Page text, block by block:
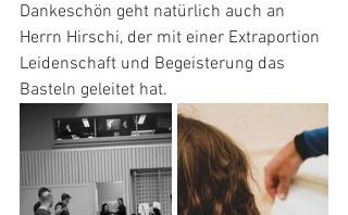
Dankeschön geht natürlich auch an
Herrn Hirschi, der mit einer Extraportion
Leidenschaft und Begeisterung das
Basteln geleitet hat.